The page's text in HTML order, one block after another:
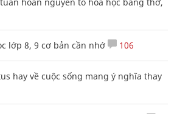
lớp 8, 9 cơ bản cần nhớ 106
hay về cuộc sống mang ý nghĩa thay